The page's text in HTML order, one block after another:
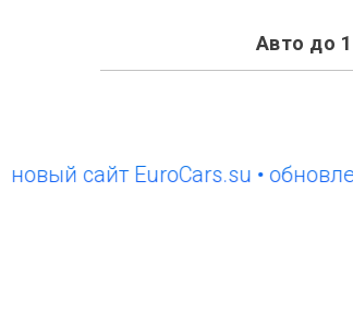
Авто до
сайт EuroCars.su •